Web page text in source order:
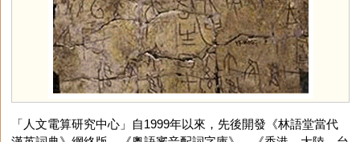
「人文電算研究中心」自1999年以來，先後開發《林語堂當代